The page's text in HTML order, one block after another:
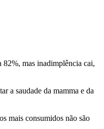
82%, mas inadimplência cai,
a saudade da mamma e da
mais consumidos não são